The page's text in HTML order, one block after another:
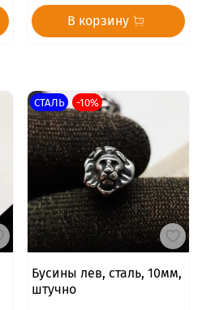
В корзину
СТАЛЬ -10%
Бусины лев, сталь, 10мм,
штучно